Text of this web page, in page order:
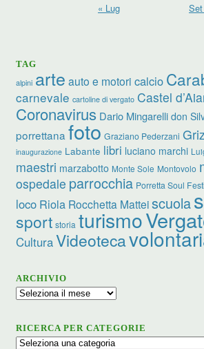
« Lug
TAG
alpini arte auto e motori calcio
carnevale cartoline di vergato Castel
Coronavirus Dario Mingarelli don
porrettana foto Graziano Pederzani
inaugurazione Labante libri luciano marchi
maestri marzabotto Monte Sole Montovolo
ospedale parrocchia Porretta Soul
loco Riola Rocchetta Matteiscuola
sport storia turismo
CulturaVideoteca
ARCHIVIO
Archivio
RICERCA PER CATEGORIE
Ricerca